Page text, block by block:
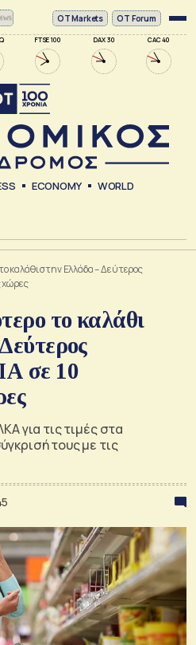
FTSE 100 DAX 30 CAC 40
ΟΤ Markets OT Forum
ECONOMY WORLD
καλάθι στην Ελλάδα – Δεύτερος
το καλάθι
σε 10
για τις τιμές στα
τους με τις